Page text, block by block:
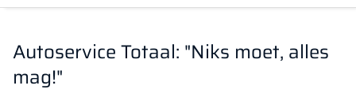
Autoservice Totaal: "Niks moet, alles
mag!"